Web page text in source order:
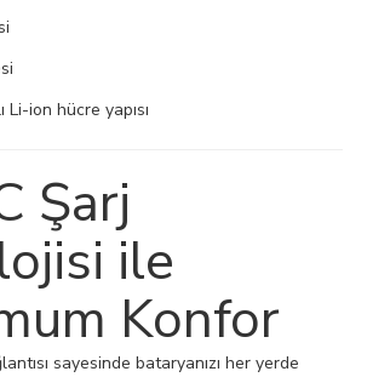
ion hücre yapısı
Şarj
ile
Konfor
sayesinde bataryanızı her yerde